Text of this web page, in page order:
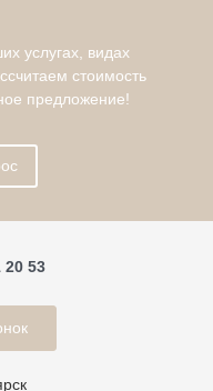
услугах, видах
стоимость
предложение!
20 53